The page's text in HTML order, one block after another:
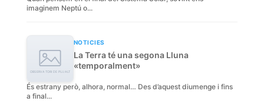
imaginem Neptú o...
NOTICIES
La Terra té una segona Lluna
«temporalment»
És estrany però, alhora, normal… Des d’aquest diumenge i fins
a final...